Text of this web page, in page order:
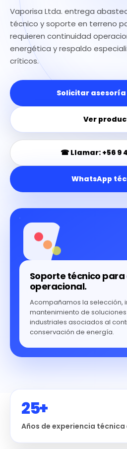
Vaporisa Ltda. entrega
técnico y soporte en terreno
requieren continuidad
energética y respaldo
críticos.
Solicitar
Ver
☎ Llamar: +56 9
WhatsApp
Soporte técnico
operacional.
Acompañamos la selección,
mantenimiento de
industriales asociados al
conservación de energía.
25+
Años de experiencia